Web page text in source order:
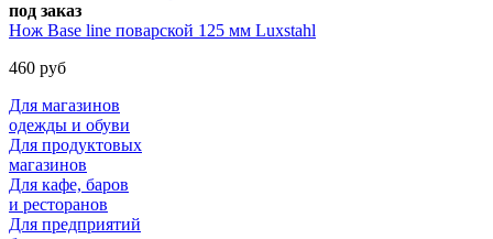
под заказ
Нож Base line поварской 125 мм Luxstahl
460 руб
Для магазинов
одежды и обуви
Для продуктовых
магазинов
Для кафе, баров
и ресторанов
Для предприятий